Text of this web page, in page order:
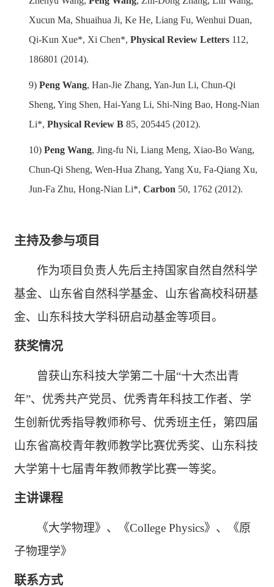
Xucun Ma, Shuaihua Ji, Ke He, Liang Fu, Wenhui Duan,
Qi-Kun Xue*, Xi Chen*,Physical Review Letters 112,
186801 (2014).
9)Peng Wang, Han-Jie Zhang, Yan-Jun Li, Chun-Qi
Sheng, Ying Shen, Hai-Yang Li, Shi-Ning Bao, Hong-Nian
Li*,Physical Review B 85, 205445 (2012).
10)Peng Wang, Jing-fu Ni, Liang Meng, Xiao-Bo Wang,
Chun-Qi Sheng, Wen-Hua Zhang, Yang Xu, Fa-Qiang Xu,
Jun-Fa Zhu, Hong-Nian Li*,Carbon 50, 1762 (2012).
主持及参与项目
作为项目负责人先后主持国家自然自然科学
基金、山东省自然科学基金、山东省高校科研基
金、山东科技大学科研启动基金等项目。
获奖情况
曾获山东科技大学第二十届“十大杰出青
年”、优秀共产党员、优秀青年科技工作者、学
生创新优秀指导教师称号、优秀班主任，第四届
山东省高校青年教师教学比赛优秀奖、山东科技
大学第十七届青年教师教学比赛一等奖。
主讲课程
《大学物理》、《College Physics》、《原
子物理学》
联系方式